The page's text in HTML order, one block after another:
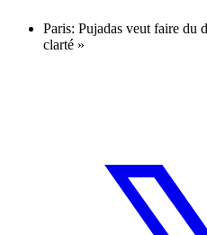
Paris: Pujadas veut faire du
clarté »